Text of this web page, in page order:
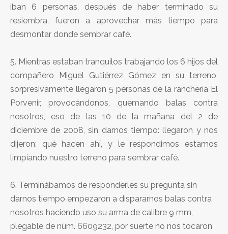
iban 6 personas, después de haber terminado su
resiembra, fueron a aprovechar más tiempo para
desmontar donde sembrar café.
5. Mientras estaban tranquilos trabajando los 6 hijos del
compañero Miguel Gutiérrez Gómez en su terreno,
sorpresivamente llegaron 5 personas de la ranchería El
Porvenir, provocándonos, quemando balas contra
nosotros, eso de las 10 de la mañana del 2 de
diciembre de 2008, sin darnos tiempo: llegaron y nos
dijeron: qué hacen ahí, y le respondimos estamos
limpiando nuestro terreno para sembrar café.
6. Terminábamos de responderles su pregunta sin
darnos tiempo empezaron a dispararnos balas contra
nosotros haciendo uso su arma de calibre 9 mm,
plegable de núm. 6609232, por suerte no nos tocaron